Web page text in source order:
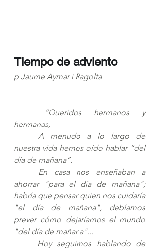
Tiempo de adviento
p Jaume Aymar i Ragolta
hermanas,
nuestra vida hemos oído hablar “del
día de mañana”.
ahorrar "para el día de mañana";
habría que pensar quien nos cuidaría
"el día de mañana", debíamos
prever cómo dejaríamos el mundo
"del día de mañana"...